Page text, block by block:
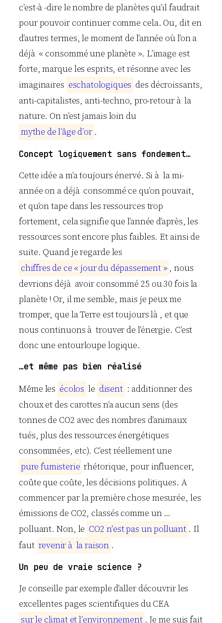
c’est-à -dire le nombre de planètes qu’il faudrait
pour pouvoir continuer comme cela. Ou, dit en
d’autres termes, le moment de l’année où l’on a
déjà « consommé une planète ». L’image est
forte, marque les esprits, et résonne avec les
imaginaires eschatologiques des décroissants,
anti-capitalistes, anti-techno, pro-retour à la
nature. On n’est jamais loin du
mythe del’âge d’or .
Concept logiquement sans fondement…
Cette idée a m’a toujours énervé. Si à la mi-
année on a déjà consommé ce qu’on pouvait,
et qu’on tape dans les ressources trop
fortement, cela signifie que l’année d’après, les
ressources sont encore plus faibles. Et ainsi de
suite. Quand je regarde les
chiffres de ce « jourdu dépassement » , nous
devrions déjà avoir consommé 25 ou 30 fois la
planète ! Or, il me semble, mais je peux me
tromper, que la Terre est toujours là , et que
nous continuons à trouver de l’énergie. C’est
donc une entourloupe logique.
…et même pas bien réalisé
Même les écolos le disent : additionner des
choux et des carottes n’a aucun sens (des
tonnes de CO2 avec des nombres d’animaux
tués, plus des ressources énergétiques
consommées, etc). C’est réellement une
pure fumisterie rhétorique, pour influencer,
coûte que coûte, les décisions politiques. A
commencer par la première chose mesurée, les
émissions de CO2, classés comme un …
polluant. Non, le CO2 n’estpas unpolluant . Il
faut revenir à laraison .
Un peu de vraie science ?
Je conseille par exemple d’aller découvrir les
excellentes pages scientifiques du CEA
surle climat etl’environnement . Je me suis fait